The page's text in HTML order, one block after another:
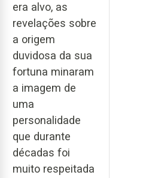
era alvo, as
revelações sobre
a origem
duvidosa da sua
fortuna minaram
a imagem de
uma
personalidade
que durante
décadas foi
muito respeitada